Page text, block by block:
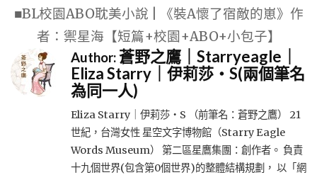
■BL校園ABO耽美小說 | 《裝A懷了宿敵的崽》作
者：禦星海【短篇+校園+ABO+小包子】
Author:蒼野之鷹｜Starryeagle｜
Eliza Starry｜伊莉莎・S(兩個筆名
為同一人)
Eliza Starry｜伊莉莎・S （前筆名：蒼野之鷹） 21
世紀，台灣女性 星空文字博物館（Starry Eagle
Words Museum） 第二區星鷹集團：創作者。 負責
十九個世界(包含第0個世界)的整體結構規劃， 以「網